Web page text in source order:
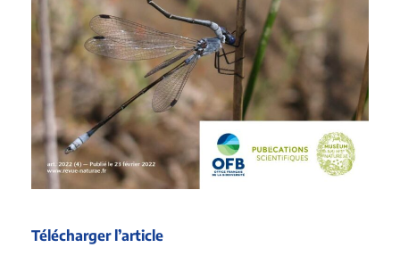
Télécharger l’article